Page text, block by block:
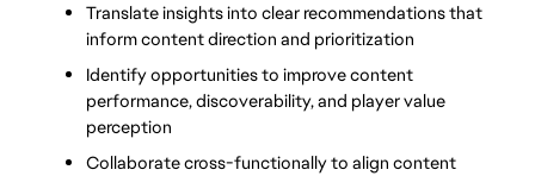
Translate insights into clear recommendations that
inform content direction and prioritization
Identify opportunities to improve content
performance, discoverability, and player value
perception
Collaborate cross-functionally to align content